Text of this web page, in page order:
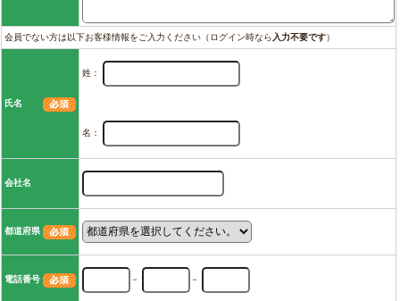
会員でない方は以下お客様情報をご入力ください（ログイン時なら 入力不要です）
氏名
姓：
名：
会社名
都道府県
電話番号 － －